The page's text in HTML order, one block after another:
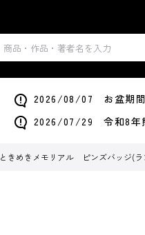
2026/08/07 お盆期間
2026/07/29 令和8年
ときめきメモリアル ピンズバッジ(